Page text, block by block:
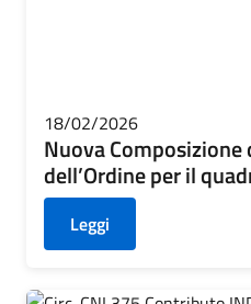
18/02/2026
Nuova Composizione
dell’Ordine per il
Leggi